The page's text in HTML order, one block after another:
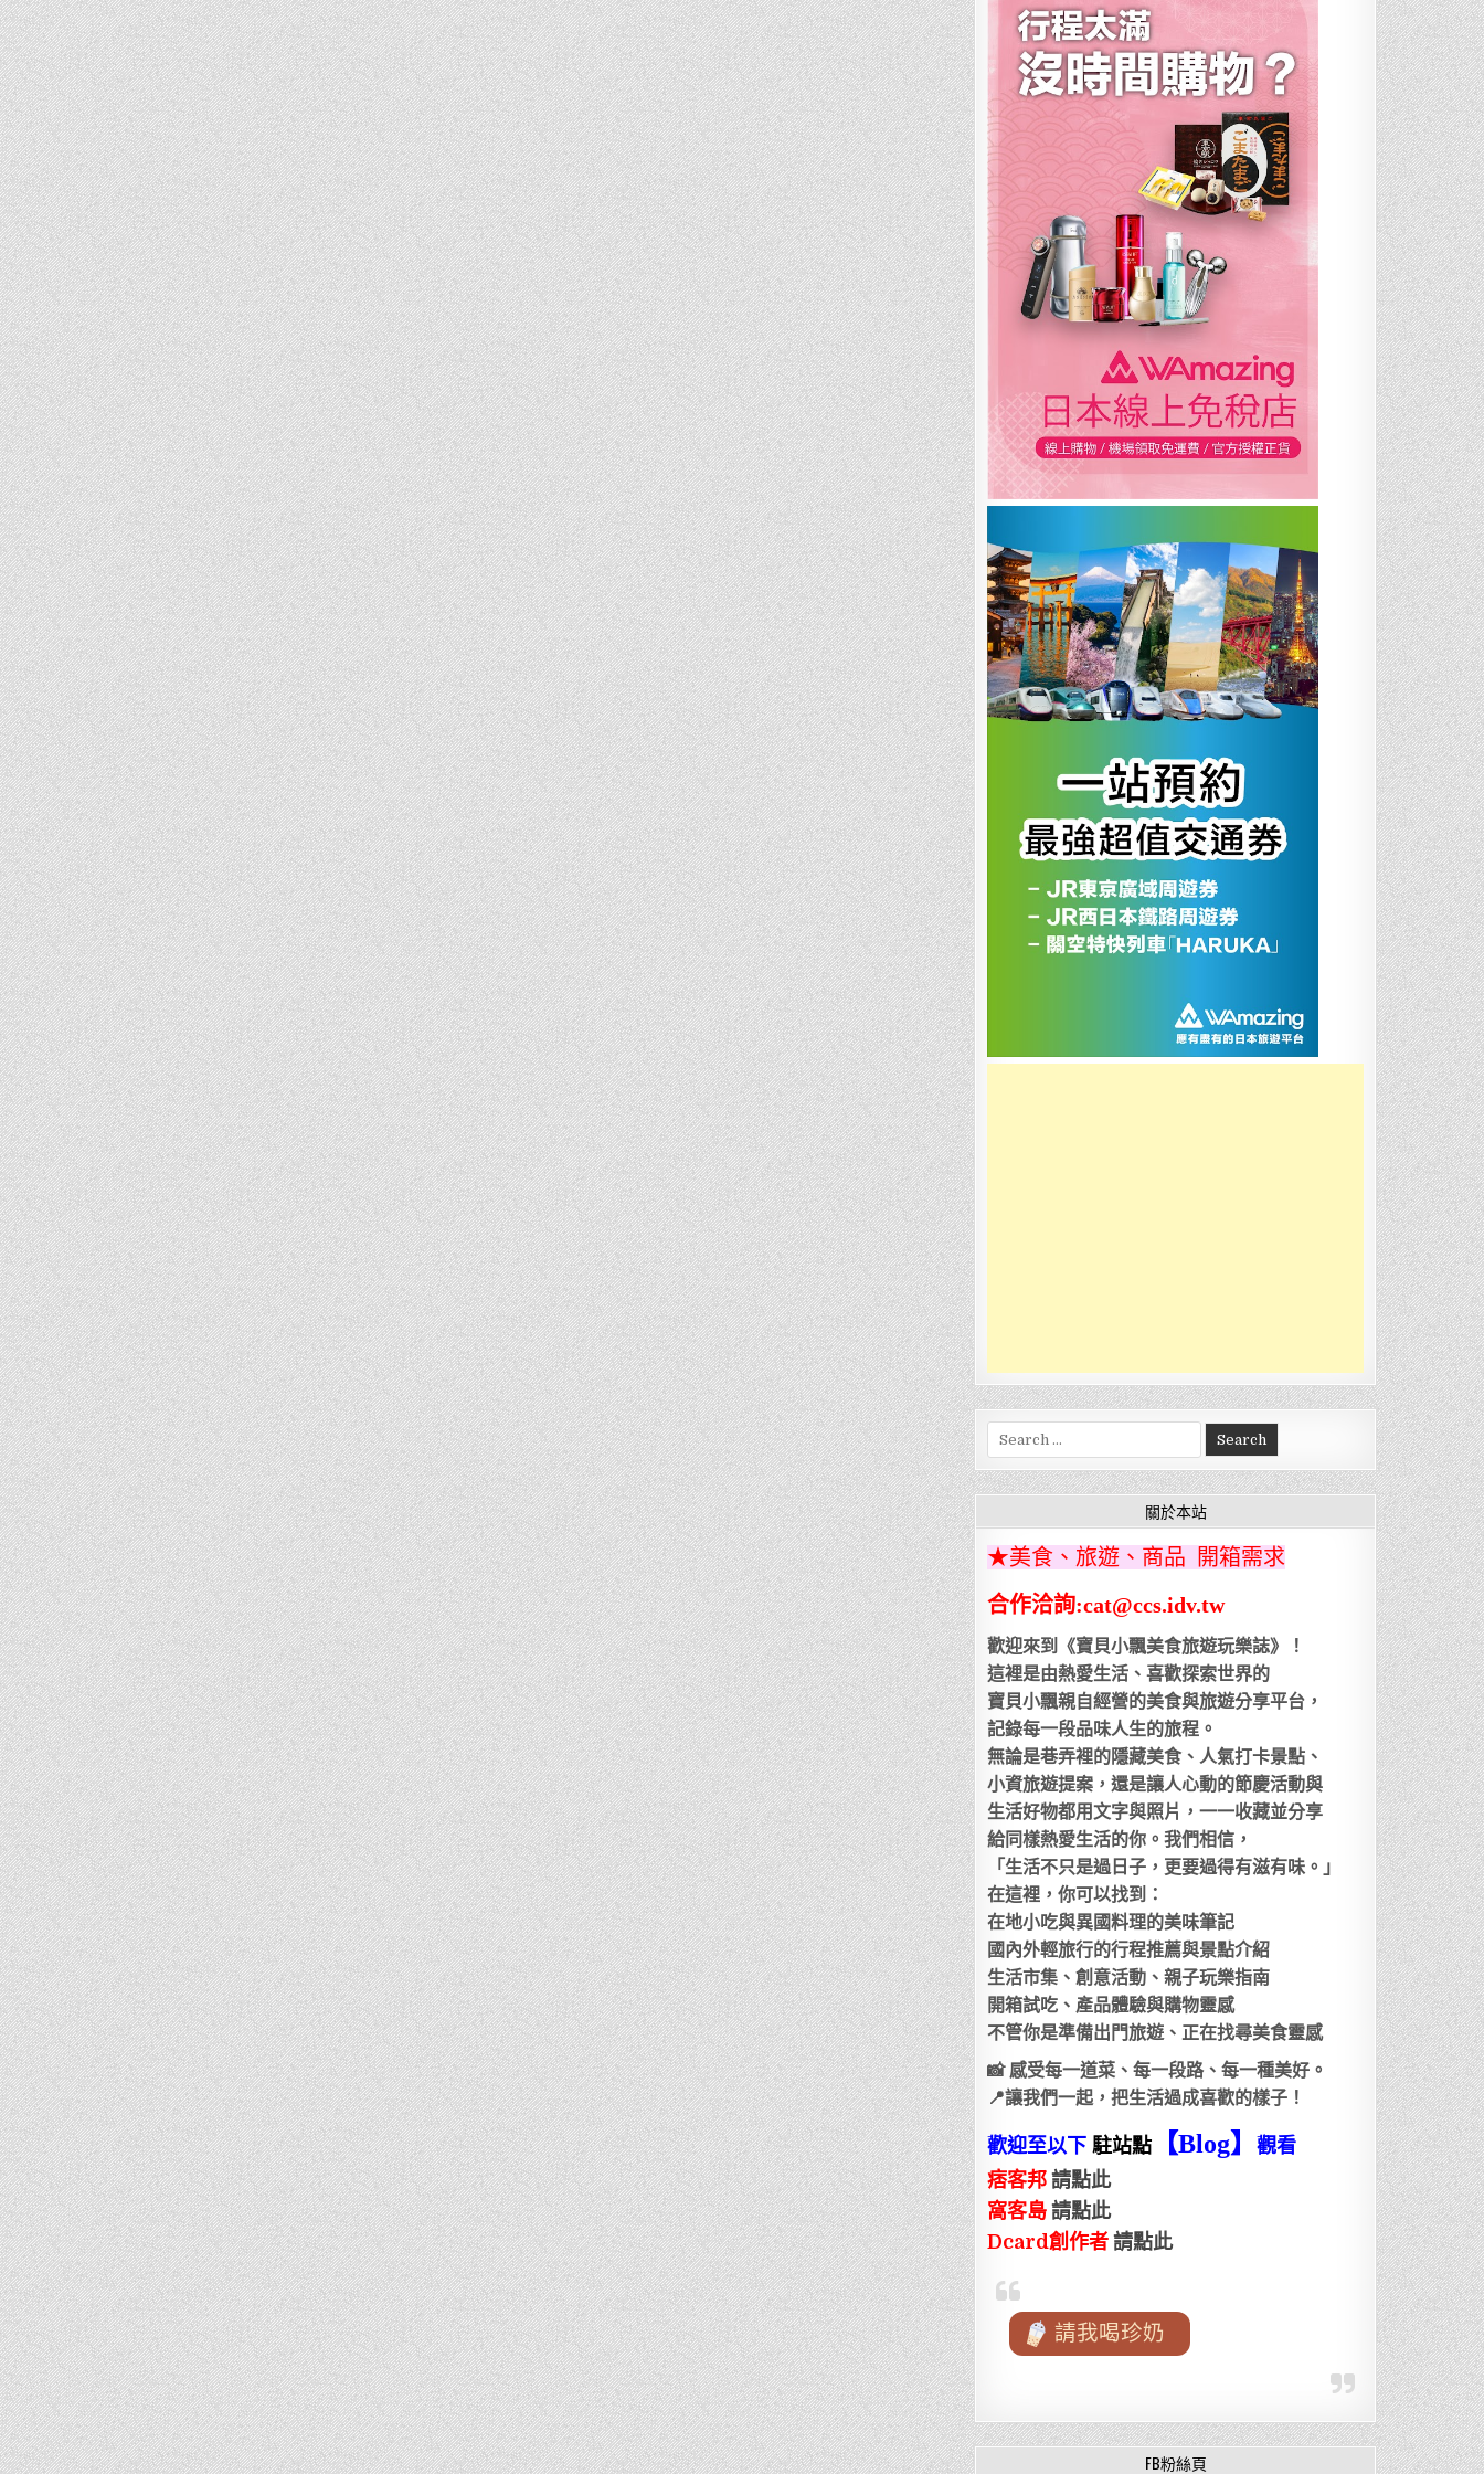
o
o
k
伴
手
禮
推
薦
又
香
又
酥
又
脆
讓
你
一
口
接
一
口
停
不
下
來
的
好
滋
味
青
澤
琪
瑪
酥
Search
for:
關於本站
★美食、旅遊、商品 開箱需求
合作洽詢:cat@ccs.idv.tw
歡迎來到《寶貝小飄美食旅遊玩樂誌》！
這裡是由熱愛生活、喜歡探索世界的
寶貝小飄親自經營的美食與旅遊分享平台，
記錄每一段品味人生的旅程。
無論是巷弄裡的隱藏美食、人氣打卡景點、
小資旅遊提案，還是讓人心動的節慶活動與
生活好物都用文字與照片，一一收藏並分享
給同樣熱愛生活的你。我們相信，
「生活不只是過日子，更要過得有滋有味。」
在這裡，你可以找到：
在地小吃與異國料理的美味筆記
國內外輕旅行的行程推薦與景點介紹
生活市集、創意活動、親子玩樂指南
開箱試吃、產品體驗與購物靈感
不管你是準備出門旅遊、正在找尋美食靈感
📸 感受每一道菜、每一段路、每一種美好。
📍讓我們一起，把生活過成喜歡的樣子！
歡迎至以下 駐站點 【Blog】觀看
痞客邦 請點此
窩客島請點此
Dcard創作者 請點此
請我喝珍奶
FB粉絲頁